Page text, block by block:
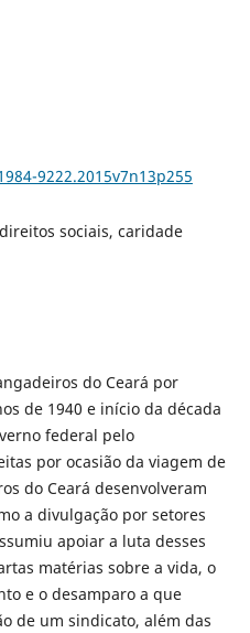
9222.2015v7n13p255
sociais, caridade
do Ceará por
de 1940 e início da década
federal pelo
por ocasião da viagem de
do Ceará desenvolveram
a divulgação por setores
apoiar a luta desses
matérias sobre a vida, o
e o desamparo a que
de um sindicato, além das